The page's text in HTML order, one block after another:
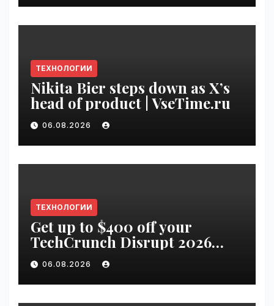
ТЕХНОЛОГИИ
Nikita Bier steps down as X’s
head of product | VseTime.ru
06.08.2026
ТЕХНОЛОГИИ
Get up to $400 off your
TechCrunch Disrupt 2026
pass until Friday | VseTime.ru
06.08.2026